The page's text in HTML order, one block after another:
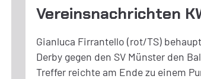
Vereinsnachrichten
Gianluca Firrantello (rot/TS)
Derby gegen den SV Münster den
Treffer reichte am Ende zu einem